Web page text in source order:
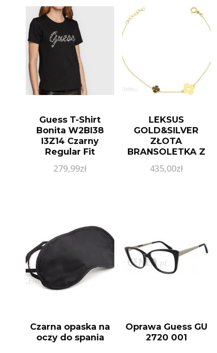
Guess T-Shirt
Bonita W2BI38
I3Z14 Czarny
Regular Fit
279,99zł
LEKSUS
GOLD&SILVER
ZŁOTA
BRANSOLETKA Z
KWIATKIEM PR.
435,00zł
Czarna opaska na
oczy do spania
Oprawa Guess GU
2720 001